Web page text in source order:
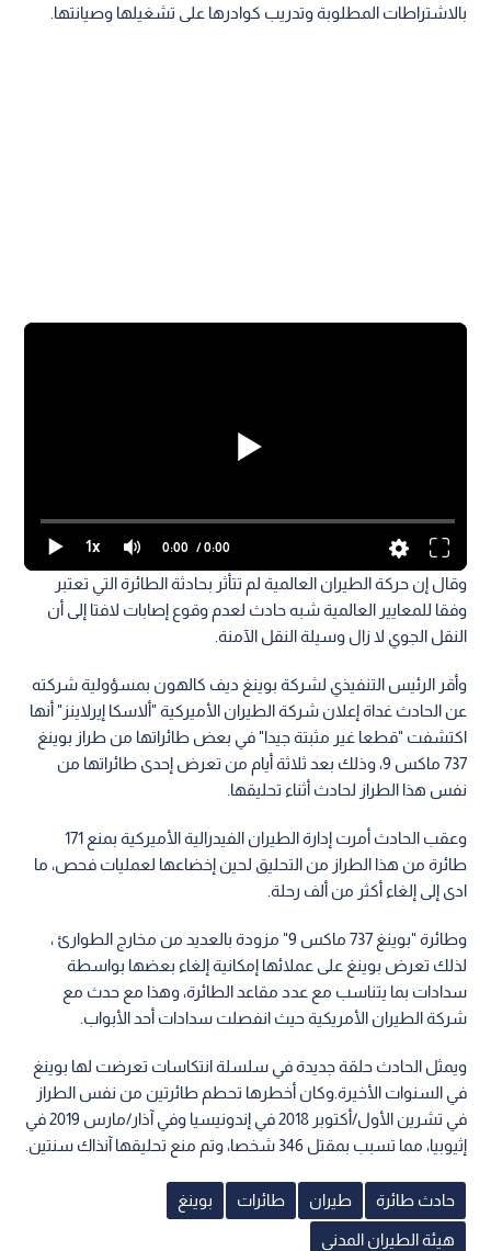
بالاشتراطات المطلوبة وتدريب كوادرها على تشغيلها وصيانتها.
1x 0:00 / 0:00
وقال إن حركة الطيران العالمية لم تتأثر بحادثة الطائرة التي تعتبر
وفقا للمعايير العالمية شبه حادث لعدم وقوع إصابات لافتا إلى أن
النقل الجوي لا زال وسيلة النقل الآمنة.
وأقر الرئيس التنفيذي لشركة بوينغ ديف كالهون بمسؤولية شركته
عن الحادث غداة إعلان شركة الطيران الأميركية "ألاسكا إيرلاينز" أنها
اكتشفت "قطعا غير مثبتة جيدا" في بعض طائراتها من طراز بوينغ
737 ماكس 9، وذلك بعد ثلاثة أيام من تعرض إحدى طائراتها من
نفس هذا الطراز لحادث أثناء تحليقها.
وعقب الحادث أمرت إدارة الطيران الفيدرالية الأميركية بمنع 171
طائرة من هذا الطراز من التحليق لحين إخضاعها لعمليات فحص، ما
ادى إلى إلغاء أكثر من ألف رحلة.
وطائرة "بوينغ 737 ماكس 9" مزودة بالعديد من مخارج الطوارئ ،
لذلك تعرض بوينغ على عملائها إمكانية إلغاء بعضها بواسطة
سدادات بما يتناسب مع عدد مقاعد الطائرة، وهذا مع حدث مع
شركة الطيران الأمريكية حيث انفصلت سدادات أحد الأبواب.
ويمثل الحادث حلقة جديدة في سلسلة انتكاسات تعرضت لها بوينغ
في السنوات الأخيرة.وكان أخطرها تحطم طائرتين من نفس الطراز
في تشرين الأول/أكتوبر 2018 في إندونيسيا وفي آذار/مارس 2019 في
إثيوبيا، مما تسبب بمقتل 346 شخصا، وتم منع تحليقها آنذاك سنتين.
حادث طائرة طيران طائرات بوينغ
هيئة الطيران المدني